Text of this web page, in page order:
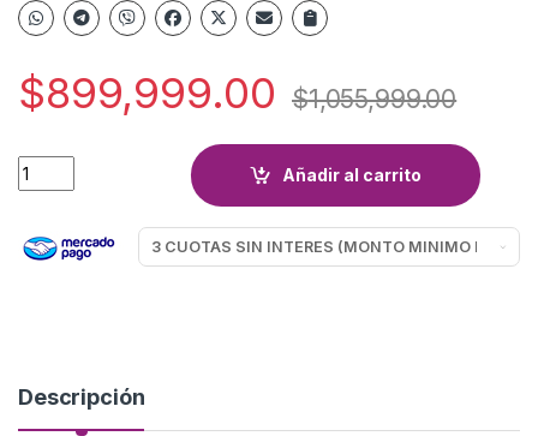
$899,999.00 $1,055,999.00
COCINA DOMEC CXULEAV ACERO REFLEX quantity
Añadir al carrito
Descripción